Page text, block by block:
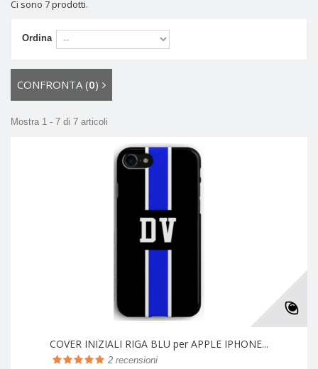
Ci sono 7 prodotti.
Ordina
CONFRONTA (0)
Mostra 1 - 7 di 7 articoli
COVER INIZIALI RIGA BLU per APPLE IPHONE...
2 recensioni